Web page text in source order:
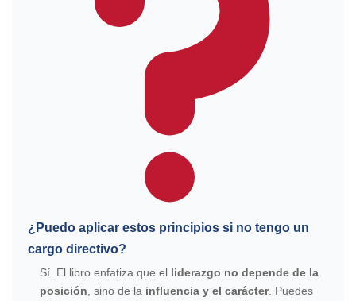
¿Puedo aplicar estos principios si no tengo un
cargo directivo?
Sí. El libro enfatiza que el liderazgo no depende de la
posición , sino de la influencia y el carácter. Puedes